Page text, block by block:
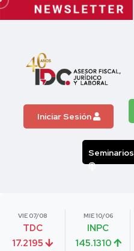
Iniciar Sesión
Seminarios
VIE 07/08
TDC
17.2195
MIE 10/06
INPC
145.1310